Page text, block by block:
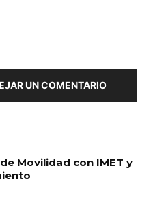
UN COMENTARIO
Movilidad con IMET y